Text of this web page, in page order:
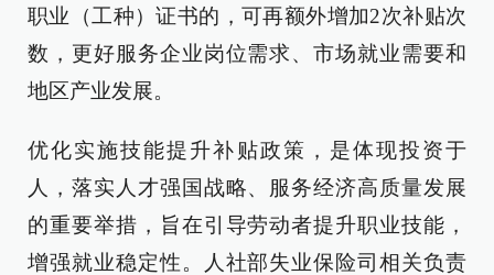
职业（工种）证书的，可再额外增加2次补贴次
数，更好服务企业岗位需求、市场就业需要和
地区产业发展。
优化实施技能提升补贴政策，是体现投资于
人，落实人才强国战略、服务经济高质量发展
的重要举措，旨在引导劳动者提升职业技能，
增强就业稳定性。人社部失业保险司相关负责